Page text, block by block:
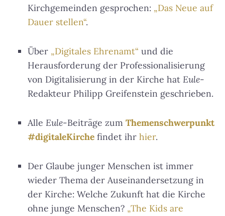
Kirchgemeinden gesprochen: „Das Neue auf
Dauer stellen“.
Über „Digitales Ehrenamt“ und die
Herausforderung der Professionalisierung
von Digitalisierung in der Kirche hat Eule-
Redakteur Philipp Greifenstein geschrieben.
Alle Eule-Beiträge zum Themenschwerpunkt
#digitaleKirche findet ihr hier.
Der Glaube junger Menschen ist immer
wieder Thema der Auseinandersetzung in
der Kirche: Welche Zukunft hat die Kirche
ohne junge Menschen? „The Kids are